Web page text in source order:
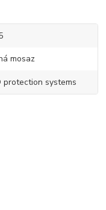
mosaz
protection systems